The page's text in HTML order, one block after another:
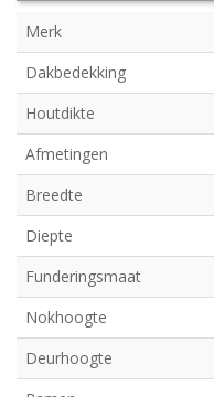
Merk
Dakbedekking
Houtdikte
Afmetingen
Breedte
Diepte
Funderingsmaat
Nokhoogte
Deurhoogte